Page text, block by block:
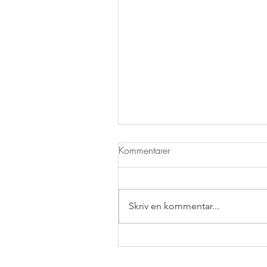
Vanlig Pub, 15/8
Kommentarer
Skriv en kommentar...